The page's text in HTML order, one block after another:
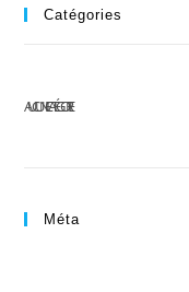
Catégories
AUCUNE CATÉGORIE
Méta